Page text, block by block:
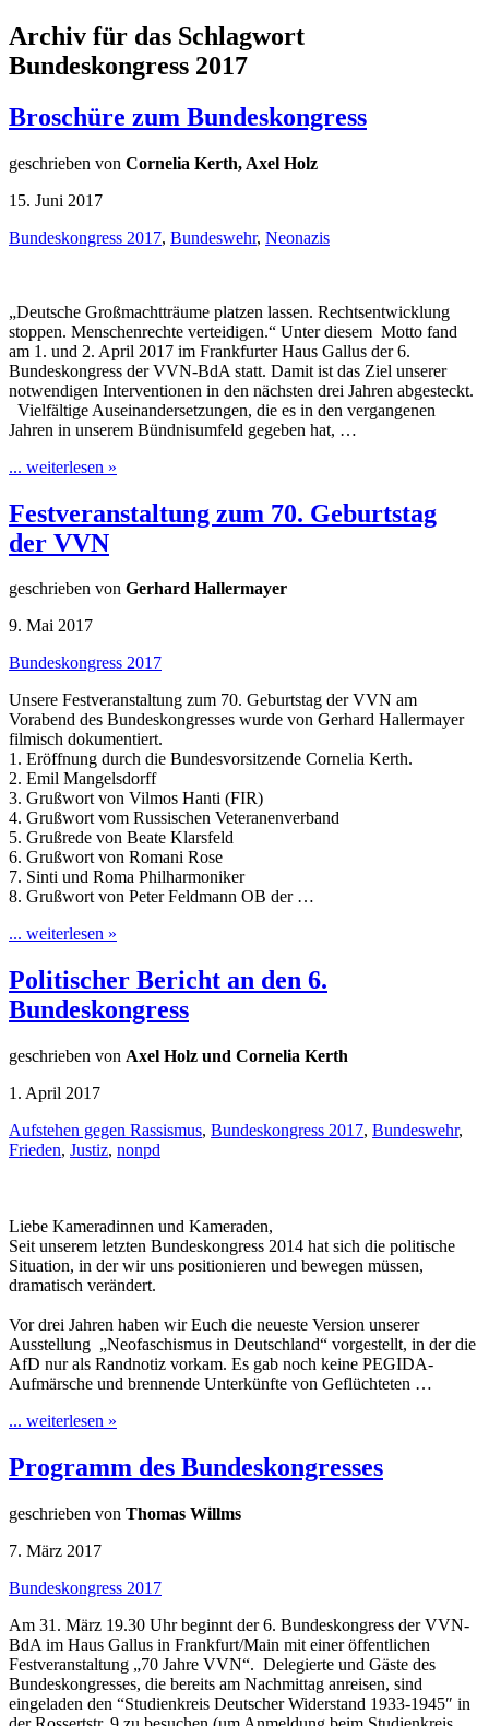
Archiv für das Schlagwort
Bundeskongress 2017
Broschüre zum Bundeskongress
geschrieben von Cornelia Kerth, Axel Holz
15. Juni 2017
Bundeskongress 2017, Bundeswehr, Neonazis
„Deutsche Großmachtträume platzen lassen. Rechtsentwicklung
stoppen. Menschenrechte verteidigen.“ Unter diesem Motto fand
am 1. und 2. April 2017 im Frankfurter Haus Gallus der 6.
Bundeskongress der VVN-BdA statt. Damit ist das Ziel unserer
notwendigen Interventionen in den nächsten drei Jahren abgesteckt.
Vielfältige Auseinandersetzungen, die es in den vergangenen
Jahren in unserem Bündnisumfeld gegeben hat, …
... weiterlesen »
Festveranstaltung zum 70. Geburtstag
der VVN
geschrieben von Gerhard Hallermayer
9. Mai 2017
Bundeskongress 2017
Unsere Festveranstaltung zum 70. Geburtstag der VVN am
Vorabend des Bundeskongresses wurde von Gerhard Hallermayer
filmisch dokumentiert.
1. Eröffnung durch die Bundesvorsitzende Cornelia Kerth.
2. Emil Mangelsdorff
3. Grußwort von Vilmos Hanti (FIR)
4. Grußwort vom Russischen Veteranenverband
5. Grußrede von Beate Klarsfeld
6. Grußwort von Romani Rose
7. Sinti und Roma Philharmoniker
8. Grußwort von Peter Feldmann OB der …
... weiterlesen »
Politischer Bericht an den 6.
Bundeskongress
geschrieben von Axel Holz und Cornelia Kerth
1. April 2017
Aufstehen gegen Rassismus, Bundeskongress 2017, Bundeswehr,
Frieden, Justiz, nonpd
Liebe Kameradinnen und Kameraden,
Seit unserem letzten Bundeskongress 2014 hat sich die politische
Situation, in der wir uns positionieren und bewegen müssen,
dramatisch verändert.
Vor drei Jahren haben wir Euch die neueste Version unserer
Ausstellung „Neofaschismus in Deutschland“ vorgestellt, in der die
AfD nur als Randnotiz vorkam. Es gab noch keine PEGIDA-
Aufmärsche und brennende Unterkünfte von Geflüchteten …
... weiterlesen »
Programm des Bundeskongresses
geschrieben von Thomas Willms
7. März 2017
Bundeskongress 2017
Am 31. März 19.30 Uhr beginnt der 6. Bundeskongress der VVN-
BdA im Haus Gallus in Frankfurt/Main mit einer öffentlichen
Festveranstaltung „70 Jahre VVN“. Delegierte und Gäste des
Bundeskongresses, die bereits am Nachmittag anreisen, sind
eingeladen den “Studienkreis Deutscher Widerstand 1933-1945″ in